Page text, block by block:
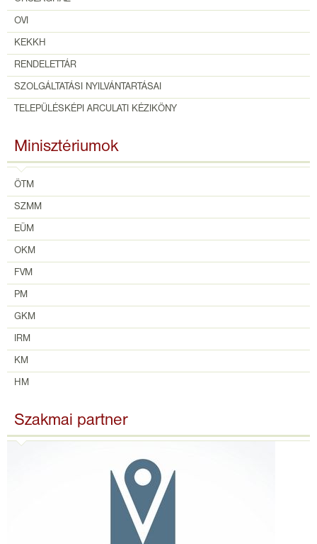
OVI
KEKKH
RENDELETTÁR
SZOLGÁLTATÁSI NYILVÁNTARTÁSAI
TELEPÜLÉSKÉPI ARCULATI KÉZIKÖNY
Minisztériumok
ÖTM
SZMM
EÜM
OKM
FVM
PM
GKM
IRM
KM
HM
Szakmai partner